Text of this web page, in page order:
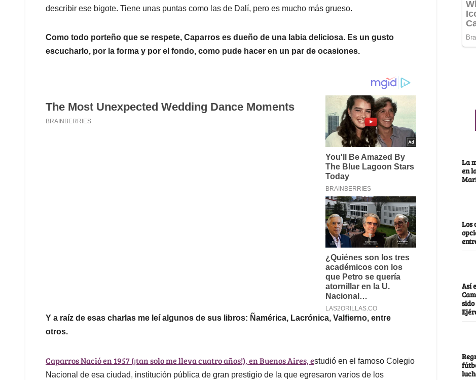
describir ese bigote. Tiene unas puntas como las de Dalí, pero es mucho más grueso.
Como todo porteño que se respete, Caparros es dueño de una labia deliciosa. Es un gusto
escucharlo, por la forma y por el fondo, como pude hacer en un par de ocasiones.
Y a raíz de esas charlas me leí algunos de sus libros: Ñamérica, Lacrónica, Valfierno, entre
otros.
Caparros Nació en 1957 (¡tan solo me lleva cuatro años!), en Buenos Aires, estudió en el famoso Colegio
Nacional de esa ciudad, institución pública de gran prestigio de la que egresaron varios de los
La
en
Los
Así